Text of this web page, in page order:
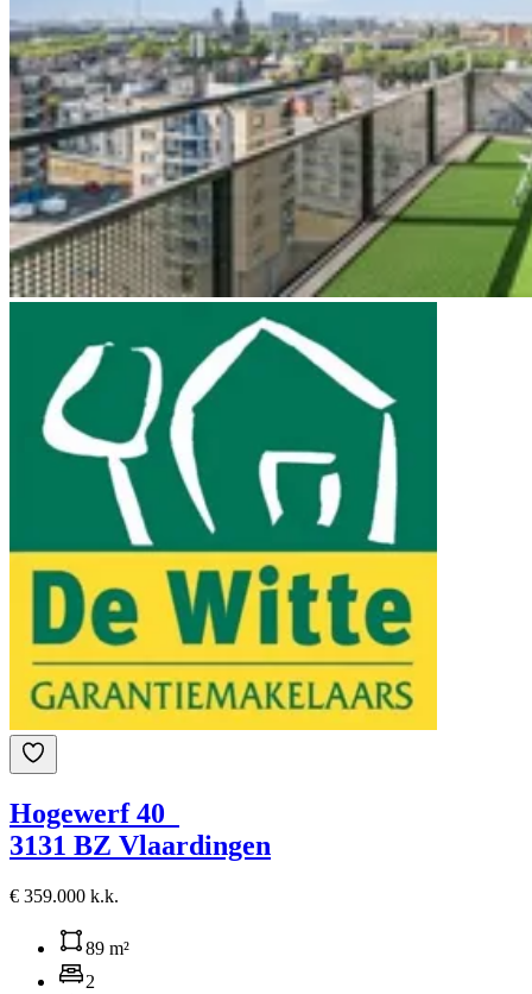
Hogewerf 40
3131 BZ Vlaardingen
€ 359.000 k.k.
89 m²
2